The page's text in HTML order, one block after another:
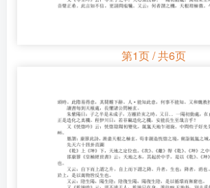
第1页 / 共6页